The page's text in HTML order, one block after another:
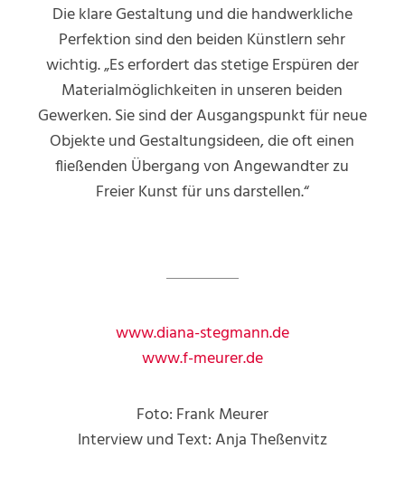
Die klare Gestaltung und die handwerkliche
Perfektion sind den beiden Künstlern sehr
wichtig. „Es erfordert das stetige Erspüren der
Materialmöglichkeiten in unseren beiden
Gewerken. Sie sind der Ausgangspunkt für neue
Objekte und Gestaltungsideen, die oft einen
fließenden Übergang von Angewandter zu
Freier Kunst für uns darstellen.“
www.diana-stegmann.de
www.f-meurer.de
Foto: Frank Meurer
Interview und Text: Anja Theßenvitz